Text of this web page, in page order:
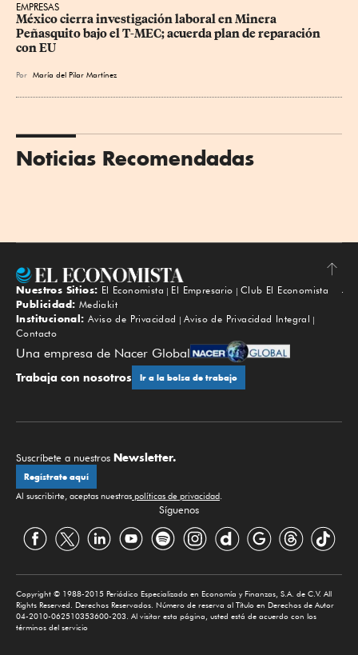
EMPRESAS
México cierra investigación laboral en Minera
Peñasquito bajo el T-MEC; acuerda plan de reparación
con EU
Por María del Pilar Martínez
Noticias Recomendadas
Subir
Nuestros Sitios: El Economista El Empresario
Club El Economista
Publicidad: Mediakit
Institucional: Aviso de Privacidad
Aviso de Privacidad Integral
Contacto
Una empresa de Nacer Global
Trabaja con nosotros Ir a la bolsa de trabajo
Suscríbete a nuestros Newsletter.
Regístrate aquí
Al suscribirte, aceptas nuestras políticas de privacidad.
Síguenos
Copyright © 1988-2015 Periódico Especializado en Economía y Finanzas, S.A. de C.V. All
Rights Reserved. Derechos Reservados. Número de reserva al Título en Derechos de Autor
04-2010-062510353600-203. Al visitar esta página, usted está de acuerdo con los
términos del servicio